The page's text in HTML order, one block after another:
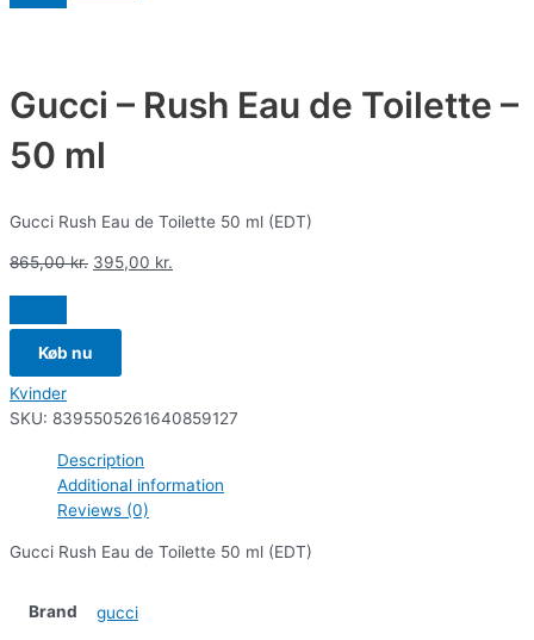
Gucci – Rush Eau de Toilette –
50 ml
Gucci Rush Eau de Toilette 50 ml (EDT)
865,00kr. 395,00 kr.
Køb nu
Kvinder
SKU: 8395505261640859127
Description
Additional information
Reviews (0)
Gucci Rush Eau de Toilette 50 ml (EDT)
Brand gucci